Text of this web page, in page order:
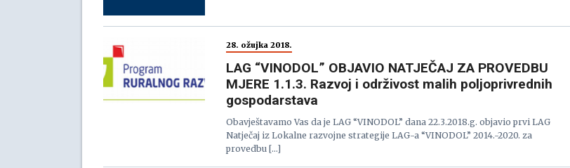
28. ožujka 2018.
LAG “VINODOL” OBJAVIO NATJEČAJ ZA PROVEDBU
MJERE 1.1.3. Razvoj i održivost malih poljoprivrednih
gospodarstava
Obavještavamo Vas da je LAG “VINODOL” dana 22.3.2018.g. objavio prvi LAG
Natječaj iz Lokalne razvojne strategije LAG-a “VINODOL” 2014.-2020. za
provedbu […]